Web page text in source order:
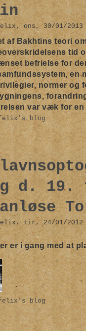
ons, 30/01/2013
af Bakhtins teori
tid
befrielse for
en
normer og
var væk for
blog
d.
tir, 24/01/2012
er i gang med at
blog